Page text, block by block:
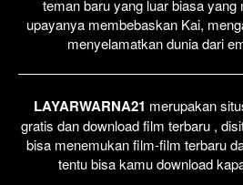
teman baru yang luar biasa yang
upayanya membebaskan Kai,
menyelamatkan dunia dari
LAYARWARNA21 merupakan
gratis dan download film terbaru ,
bisa menemukan film-film terbaru
tentu bisa kamu download